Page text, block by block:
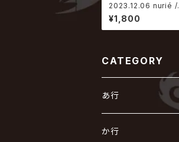
2023.12.06 nurié /
冷凍室の凝固点は繋ぐ
体温
¥1,800
CATEGORY
あ行
あ
か行